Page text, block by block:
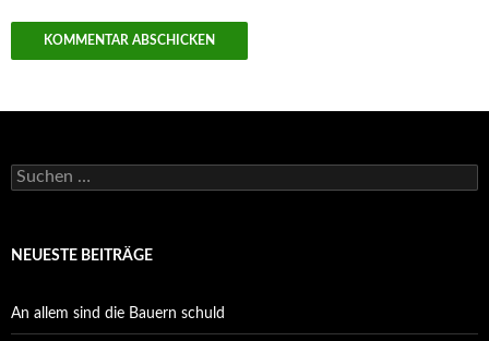
Suchen
nach:
NEUESTE BEITRÄGE
An allem sind die Bauern schuld